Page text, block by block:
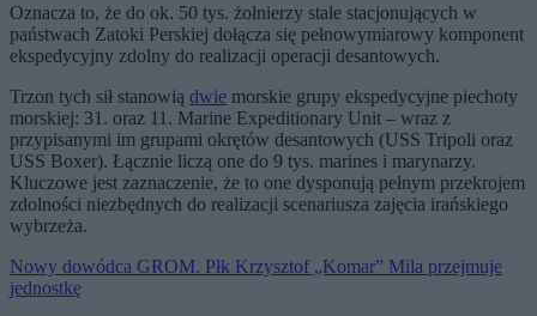
Oznacza to, że do ok. 50 tys. żołnierzy stale stacjonujących w
państwach Zatoki Perskiej dołącza się pełnowymiarowy komponent
ekspedycyjny zdolny do realizacji operacji desantowych.
Trzon tych sił stanowią dwie morskie grupy ekspedycyjne piechoty
morskiej: 31. oraz 11. Marine Expeditionary Unit – wraz z
przypisanymi im grupami okrętów desantowych (USS Tripoli oraz
USS Boxer). Łącznie liczą one do 9 tys. marines i marynarzy.
Kluczowe jest zaznaczenie, że to one dysponują pełnym przekrojem
zdolności niezbędnych do realizacji scenariusza zajęcia irańskiego
wybrzeża.
Nowy dowódca GROM. Płk Krzysztof „Komar” Mila przejmuje
jednostkę